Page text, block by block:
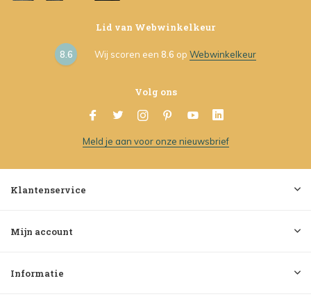
Lid van Webwinkelkeur
8.6 Wij scoren een 8.6 op Webwinkelkeur
Volg ons
Meld je aan voor onze nieuwsbrief
Klantenservice
Mijn account
Informatie